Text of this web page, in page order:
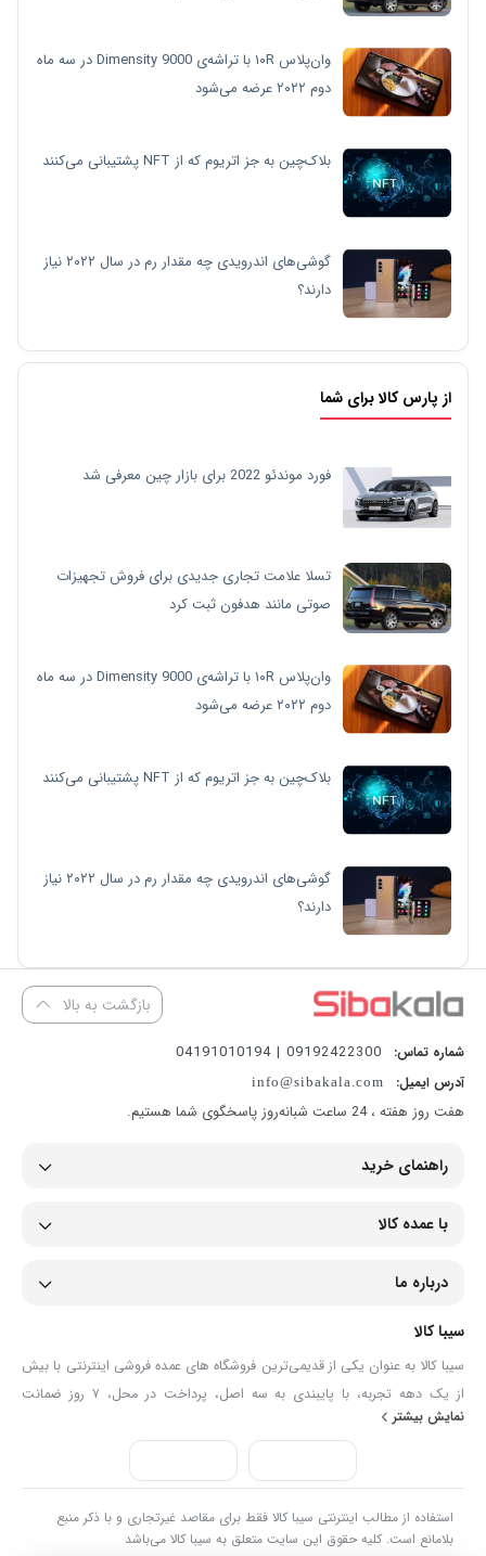
وان‌پلاس ۱۰R با تراشه‌ی Dimensity 9000 در سه ماه
دوم ۲۰۲۲ عرضه می‌شود
بلاک‌چین به جز اتریوم که از NFT پشتیبانی می‌کنند
گوشی‌های اندرویدی چه مقدار رم در سال ۲۰۲۲ نیاز
دارند؟
از پارس کالا برای شما
فورد موندئو 2022 برای بازار چین معرفی شد
تسلا علامت تجاری جدیدی برای فروش تجهیزات
صوتی مانند هدفون ثبت کرد
وان‌پلاس ۱۰R با تراشه‌ی Dimensity 9000 در سه ماه
دوم ۲۰۲۲ عرضه می‌شود
بلاک‌چین به جز اتریوم که از NFT پشتیبانی می‌کنند
گوشی‌های اندرویدی چه مقدار رم در سال ۲۰۲۲ نیاز
دارند؟
بازگشت به بالا
شماره تماس: 09192422300 | 04191010194
آدرس ایمیل: info@sibakala.com
هفت روز هفته ، 24 ساعت شبانه‌روز پاسخگوی شما هستیم.
راهنمای خرید
با عمده کالا
درباره ما
سیبا کالا
سیبا کالا به عنوان یکی از قدیمی‌ترین فروشگاه های عمده فروشی اینترنتی با بیش
از یک دهه تجربه، با پایبندی به سه اصل، پرداخت در محل، ۷ روز ضمانت
بازگشت کالا و تضمین اصل‌بودن کالا موفق شده تا همگام با فروشگاه‌های معتبر
جهان، به بزرگ‌ترین فروشگاه اینترنتی ایران تبدیل شود. به محض ورود به سایت
سیبا کالا با دنیایی از کالا رو به رو می‌شوید! هر آنچه که نیاز دارید و به ذهن شما
خطور می‌کند در اینجا پیدا خواهید کرد.
نمایش بیشتر
استفاده از مطالب اینترنتی سیبا کالا فقط برای مقاصد غیرتجاری و با ذکر منبع
بلامانع است. کلیه حقوق این سایت متعلق به سیبا کالا می‌باشد